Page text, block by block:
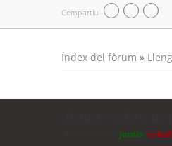
Compartiu
Índex del fòrum »
jordis